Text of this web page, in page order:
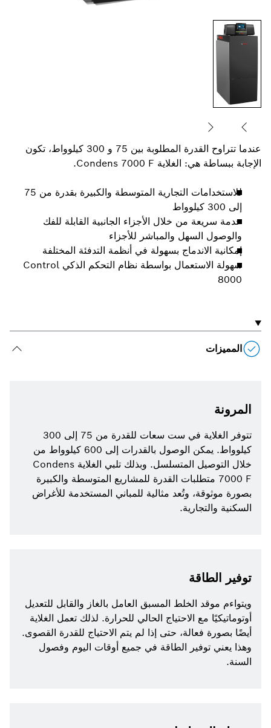
عندما تتراوح القدرة المطلوبة بين 75 و 300 كيلوواط، تكون
الإجابة ببساطة هي: الغلاية Condens 7000 F.
للاستخدامات التجارية المتوسطة والكبيرة بقدرة من 75
إلى 300 كيلوواط
خدمة سريعة من خلال الأجزاء الجانبية القابلة للفك
والوصول السهل والمباشر للأجزاء
إمكانية الاندماج بسهولة في أنظمة التدفئة المختلفة
سهولة الاستعمال بواسطة نظام التحكم الذكي Control
8000
المميزات
المرونة
تتوفر الغلاية في ست سعات للقدرة من 75 إلى 300
كيلوواط. يمكن الوصول بالقدرات إلى 600 كيلوواط من
خلال التوصيل المتسلسل. وبذلك تلبي الغلاية Condens
7000 F متطلبات القدرة للمشاريع المتوسطة والكبيرة
بصورة موثوقة، وتُعد مثالية للمباني المستخدمة للأغراض
السكنية والتجارية.
توفير الطاقة
ويتواءم موقد الخلط المسبق العامل بالغاز والقابل للتعديل
أوتوماتيكيًا مع الاحتياج الحالي للحرارة. لذلك تعمل الغلاية
أيضًا بصورة فعالة، حتى إذا لم يتم الاحتياج للقدرة القصوى.
وهذا يعني توفير الطاقة في جميع أوقات اليوم وفصول
السنة.